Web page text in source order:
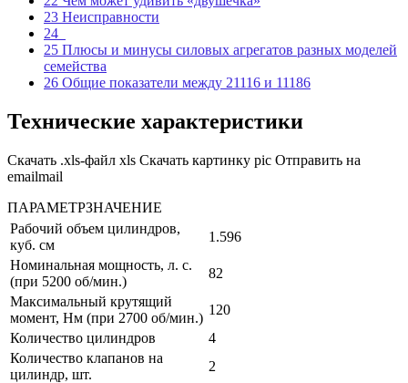
23 Неисправности
24
25 Плюсы и минусы силовых агрегатов разных моделей
семейства
26 Общие показатели между 21116 и 11186
Технические характеристики
Скачать .xls-файл xls Скачать картинку pic Отправить на
emailmail
ПАРАМЕТРЗНАЧЕНИЕ
Рабочий объем цилиндров,
куб. см
1.596
Номинальная мощность, л. с.
(при 5200 об/мин.)
82
Максимальный крутящий
момент, Нм (при 2700 об/мин.)
120
Количество цилиндров
4
Количество клапанов на
цилиндр, шт.
2